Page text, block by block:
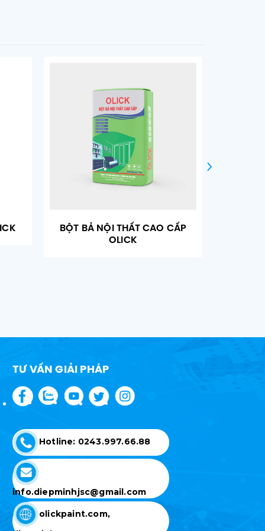
BỘT BẢ NỘI THẤT CAO CẤP
OLICK
TƯ VẤN GIẢI PHÁP
Hotline: 0243.997.66.88
info.diepminhjsc@gmail.com
olickpaint.com,